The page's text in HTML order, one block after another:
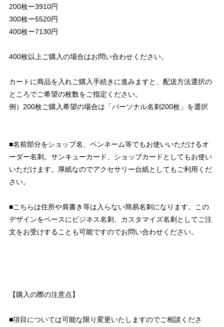
200枚ー3910円
300枚ー5520円
400枚ー7130円
400枚以上ご購入の場合はお問い合わせください。
カートに商品を入れご購入手続きに進みますと、配送方法選択の
ところでご希望の枚数をご指定ください。
例）200枚ご購入希望の場合は「パーソナル名刺200枚」を選択
■名前部分をショップ名、ペンネーム等でもお使いいただけるオ
ーダー名刺。サンキューカード、ショップカードとしてもお使い
いただけます。厚紙なのでアクセサリー台紙としてもご利用くだ
さい。
■こちらは住所や肩書き等は入らない簡易名刺になります。この
デザインをベースにビジネス名刺、カスタマイズ名刺としてご注
文をお受けすることも可能ですのでお問い合わせください。
【購入の際の注意点】
■項目については可能な限り変更いたしますのでご相談くださ